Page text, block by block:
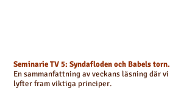
Seminarie TV 5: Syndafloden och Babels torn.
En sammanfattning av veckans läsning där vi
lyfter fram viktiga principer.